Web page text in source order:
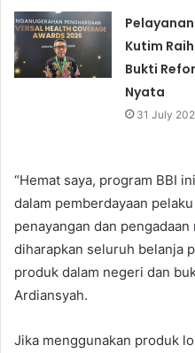
Kutim
Bukti
Nyata
31 July
“Hemat saya, program BBI
dalam pemberdayaan
penayangan dan
diharapkan seluruh belanja
produk dalam negeri dan
Ardiansyah.
Jika menggunakan produk